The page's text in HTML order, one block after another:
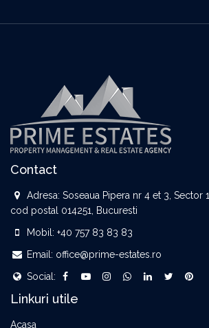
Contact
Adresa: Soseaua Pipera nr 4 et 3, Sector 1
cod postal 014251, Bucuresti
Mobil: +40 757 83 83 83
Email: office@prime-estates.ro
Social:
Linkuri utile
Acasa